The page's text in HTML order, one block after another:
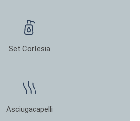
Set Cortesia
Asciugacapelli